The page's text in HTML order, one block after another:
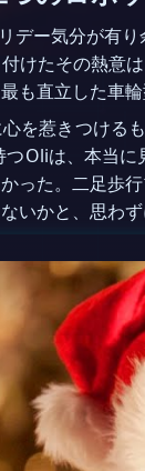
デー気分が有
けたその熱意
も直立した車
を惹きつける
Oliは、本当
った。二足歩
いかと、思わず